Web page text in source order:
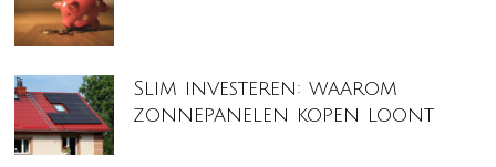
Slim investeren: waarom
zonnepanelen kopen loont